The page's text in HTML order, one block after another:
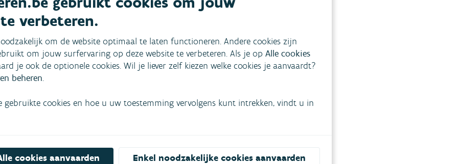
we dit aan?
verbeteren.
om de website optimaal te laten functioneren. Andere cookies zijn
om jouw surfervaring op deze website te verbeteren. Als je op Alle cookies
je ook de optionele cookies. Wil je liever zelf kiezen welke cookies je aanvaardt?
beheren.
gebruikte cookies en hoe u uw toestemming vervolgens kunt intrekken, vindt u in
cookies aanvaarden Enkel noodzakelijke cookies aanvaarden